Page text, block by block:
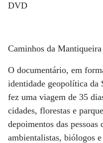
DVD
Caminhos da Mantiqueira
O documentário, em
identidade geopolítica da
fez uma viagem de 35
cidades, florestas e
depoimentos das
ambientalistas, biólogos